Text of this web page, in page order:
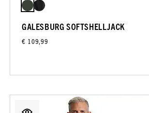
GALESBURG SOFTSHELLJACK
€ 109,99